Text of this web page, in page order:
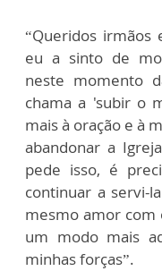
“Queridos irmãos
eu a sinto de
neste momento
chama a 'subir o
mais à oração e à
abandonar a
pede isso, é
continuar a servi-
mesmo amor com
um modo mais
minhas forças”.